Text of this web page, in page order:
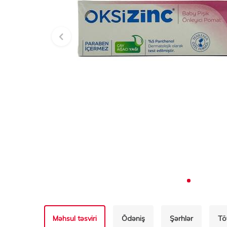
Məhsul təsviri Ödəniş Şərhlər